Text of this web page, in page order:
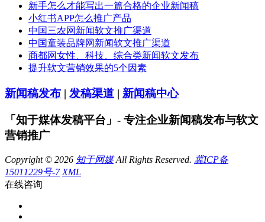
新手怎么才能写出一篇合格的企业新闻稿
小红书APP怎么推广产品
中国三农网新闻软文推广渠道
中国童装品牌网新闻软文推广渠道
商都网女性、科技、综合类新闻软文发布
提升软文营销效果的5个因素
新闻稿发布 | 发稿渠道 | 新闻稿中心
「知于媒体发稿平台」- 专注企业新闻稿发布与软文
营销推广
Copyright © 2026 知于网媒All Rights Reserved. 冀ICP备
15011229号-7 XML
在线咨询